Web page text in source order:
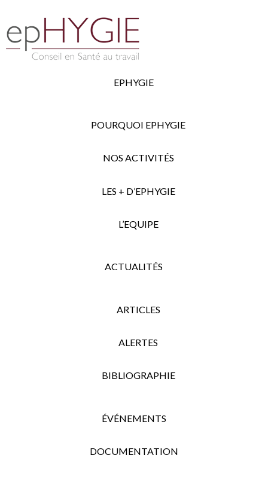
EPHYGIE
POURQUOI EPHYGIE
NOS ACTIVITÉS
LES + D’EPHYGIE
L’EQUIPE
ACTUALITÉS
ARTICLES
ALERTES
BIBLIOGRAPHIE
ÉVÉNEMENTS
DOCUMENTATION